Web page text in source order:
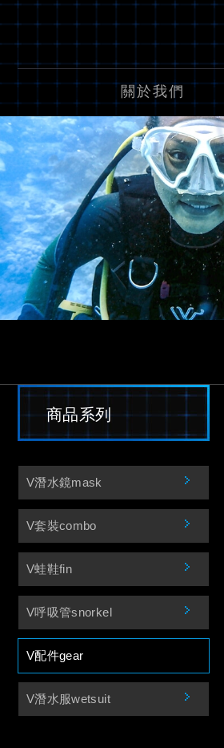
關於我們
商品系列
V潛水鏡mask
V套裝combo
V蛙鞋fin
V呼吸管snorkel
V配件gear
V潛水服wetsuit